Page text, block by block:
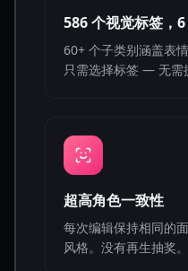
586 个视觉标签，
60+ 个子类别涵盖表
只需选择标签 — 无需
超高角色一致性
每次编辑保持相同的
风格。没有再生抽奖。